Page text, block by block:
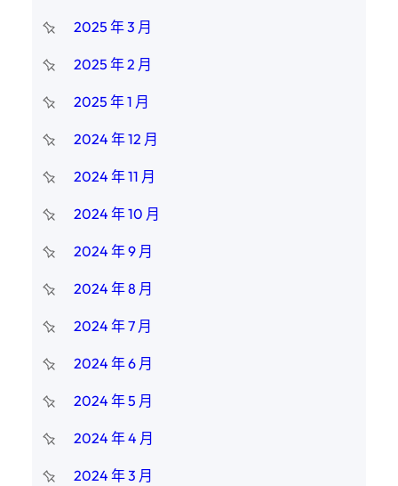
2025 年 3 月
2025 年 2 月
2025 年 1 月
2024 年 12 月
2024 年 11 月
2024 年 10 月
2024 年 9 月
2024 年 8 月
2024 年 7 月
2024 年 6 月
2024 年 5 月
2024 年 4 月
2024 年 3 月